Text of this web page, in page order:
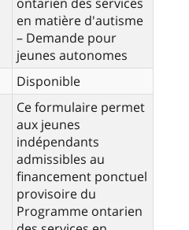
en matière d'autisme
– Demande pour
jeunes autonomes
Disponible
Ce formulaire permet
aux jeunes
indépendants
admissibles au
financement ponctuel
provisoire du
Programme ontarien